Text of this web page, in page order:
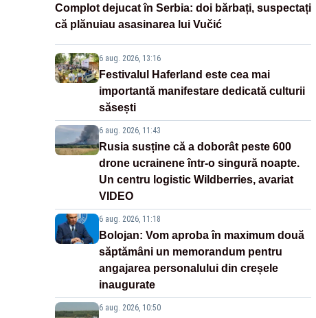
Complot dejucat în Serbia: doi bărbați, suspectați
că plănuiau asasinarea lui Vučić
6 aug. 2026, 13:16
Festivalul Haferland este cea mai
importantă manifestare dedicată culturii
săsești
6 aug. 2026, 11:43
Rusia susține că a doborât peste 600
drone ucrainene într-o singură noapte.
Un centru logistic Wildberries, avariat
VIDEO
6 aug. 2026, 11:18
Bolojan: Vom aproba în maximum două
săptămâni un memorandum pentru
angajarea personalului din creșele
inaugurate
6 aug. 2026, 10:50